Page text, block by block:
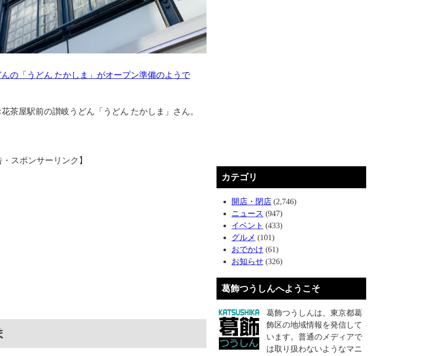
の「うどん たかしま」がオープン準備のようで
茶屋駅前の讃岐うどん「うどん たかしま」さん。
・スポンサーリンク】
カテゴリ
開店・閉店 (2,746)
ニュース (947)
イベント (433)
グルメ (101)
おでかけ (61)
お知らせ (326)
葛飾つうしんへようこそ
葛飾つうしんは、東京都葛
飾区の地域情報を発信して
います。普通のメディアで
は取り扱わないようなマニ